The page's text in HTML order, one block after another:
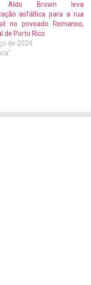
Aldo Brown leva
asfáltica para a rua
no povoado Remanso,
de Porto Rico
de 2024